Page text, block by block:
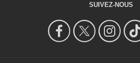
SUIVEZ-NOUS